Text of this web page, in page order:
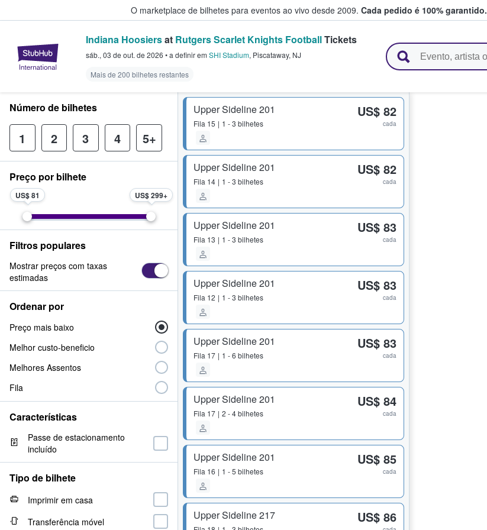
O marketplace de bilhetes para eventos ao vivo desde 2009. Cada pedido é 100% garantido.
StubHub – onde os fãs compram e vendem bilhetes
Indiana Hoosiersat Rutgers Scarlet Knights FootballTickets
sáb., 03 de out. de 2026 •a definirem SHI Stadium, Piscataway, NJ
Mais de 200 bilhetes restantes
Upper Sideline 201
Fila 15 1 - 3 bilhetes
US$ 82
cada
Upper Sideline 201
Fila 14 1 - 3 bilhetes
US$ 82
cada
Upper Sideline 201
Fila 13 1 - 3 bilhetes
US$ 83
cada
Upper Sideline 201
Fila 12 1 - 3 bilhetes
US$ 83
cada
Upper Sideline 201
Fila 17 1 - 6 bilhetes
US$ 83
cada
Upper Sideline 201
Fila 17 2 - 4 bilhetes
US$ 84
cada
Upper Sideline 201
Fila 16 1 - 5 bilhetes
US$ 85
cada
Upper Sideline 217 US$ 86
Número de bilhetes
1 2 3 4 5+
Preço por bilhete
US$ 81 US$ 299
Filtros populares
Mostrar preços com taxas
estimadas
Ordenar por
Preço mais baixo
Melhor custo-beneficio
Melhores Assentos
Fila
Características
Passe de estacionamento
incluído
Tipo de bilhete
Imprimir em casa
Transferência móvel